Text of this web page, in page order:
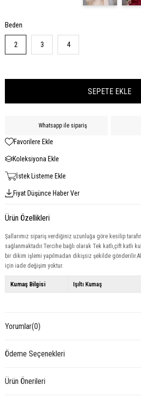
Beden
2 3 4
Whatsapp ile sipariş
Favorilere Ekle
Koleksiyona Ekle
İstek Listeme Ekle
Fiyat Düşünce Haber Ver
Ürün Özellikleri
Şallarımız sipariş verdiğiniz uzunluğa göre kesilip
sağlanmaktadır.Tercihe bağlı olarak Tek katlı,çift katlı
bir dikim işlemi yapılmadan dikişsiz şekilde
için iade değişim yoktur.
Kumaş Bilgisi Işıltı Kumaş
Yorumlar(0)
Ödeme Seçenekleri
Ürün Önerileri